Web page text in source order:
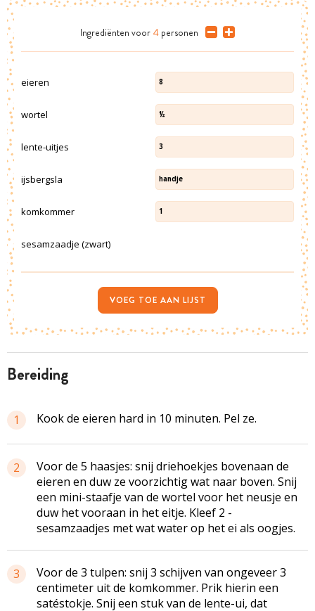
bereiding
1 Kook de eieren hard in 10 minuten. Pel ze.
2
Voor de 5 haasjes: snij driehoekjes ­bovenaan de
eieren en duw ze voorzichtig wat naar boven. Snij
een mini-staafje van de wortel voor het neusje en
duw het vooraan in het eitje. Kleef 2 ­
sesamzaadjes met wat water op het ei als oogjes.
3
Voor de 3 tulpen: snij 3 schijven van ­ongeveer 3
centimeter uit de komkommer. Prik hierin een
satéstokje. Snij een stuk van de lente-ui, dat
Ingrediënten voor 4 personen
eieren 8
wortel ½
lente-uitjes 3
ijsbergsla handje
komkommer 1
sesamzaadje (zwart)
VOEG TOE AAN LIJST